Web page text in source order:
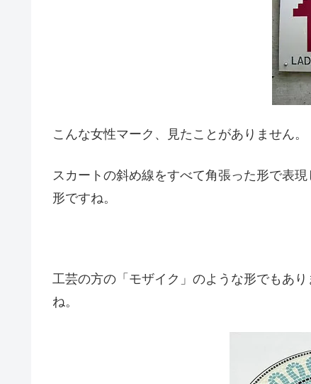
こんな女性マーク、見たことがありません。
スカートの斜め線をすべて角張った形で表
形ですね。
工芸の方の「モザイク」のような形でもあ
ね。